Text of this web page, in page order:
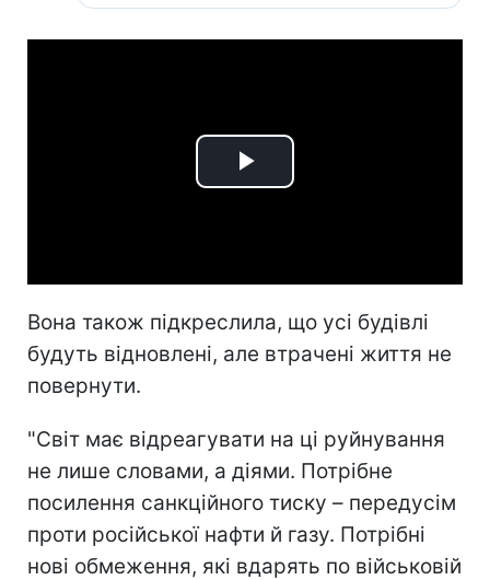
Play
Вона також підкреслила, що усі будівлі
будуть відновлені, але втрачені життя не
повернути.
"Світ має відреагувати на ці руйнування
не лише словами, а діями. Потрібне
посилення санкційного тиску – передусім
проти російської нафти й газу. Потрібні
нові обмеження, які вдарять по військовій